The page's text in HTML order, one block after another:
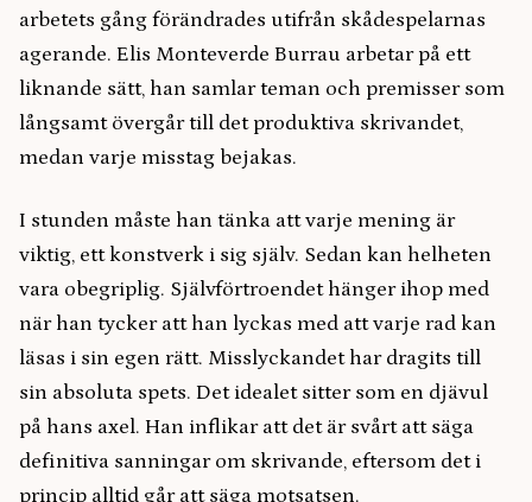
arbetets gång förändrades utifrån skådespelarnas
agerande. Elis Monteverde Burrau arbetar på ett
liknande sätt, han samlar teman och premisser som
långsamt övergår till det produktiva skrivandet,
medan varje misstag bejakas.
I stunden måste han tänka att varje mening är
viktig, ett konstverk i sig själv. Sedan kan helheten
vara obegriplig. Självförtroendet hänger ihop med
när han tycker att han lyckas med att varje rad kan
läsas i sin egen rätt. Misslyckandet har dragits till
sin absoluta spets. Det idealet sitter som en djävul
på hans axel. Han inflikar att det är svårt att säga
definitiva sanningar om skrivande, eftersom det i
princip alltid går att säga motsatsen.